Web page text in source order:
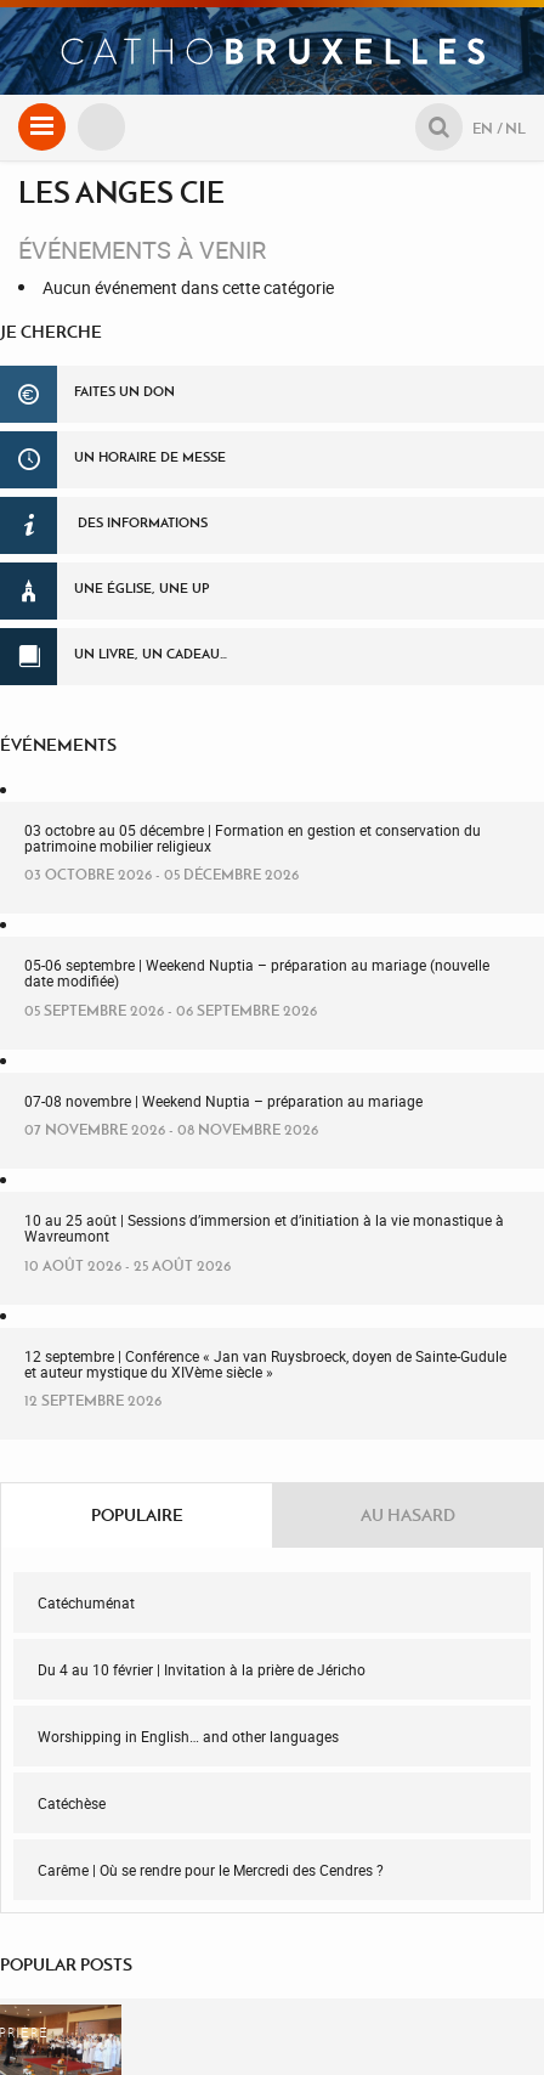
Aller
au
NL
EN
LES ANGES CIE
ÉVÉNEMENTS À VENIR
Aucun événement dans cette catégorie
JE CHERCHE
FAITES UN DON
UN HORAIRE DE MESSE
DES INFORMATIONS
UNE ÉGLISE, UNE UP
UN LIVRE, UN CADEAU…
ÉVÉNEMENTS
03 octobre au 05 décembre | Formation en gestion et conservation du
patrimoine mobilier religieux
03 OCTOBRE 2026 - 05 DÉCEMBRE 2026
05-06 septembre | Weekend Nuptia – préparation au mariage (nouvelle
date modifiée)
05 SEPTEMBRE 2026 - 06 SEPTEMBRE 2026
07-08 novembre | Weekend Nuptia – préparation au mariage
07 NOVEMBRE 2026 - 08 NOVEMBRE 2026
10 au 25 août | Sessions d’immersion et d’initiation à la vie monastique à
Wavreumont
10 AOÛT 2026 - 25 AOÛT 2026
12 septembre | Conférence « Jan van Ruysbroeck, doyen de Sainte-Gudule
et auteur mystique du XIVème siècle »
12 SEPTEMBRE 2026
POPULAIRE AU HASARD
Catéchuménat
Du 4 au 10 février | Invitation à la prière de Jéricho
Worshipping in English… and other languages
Catéchèse
Carême | Où se rendre pour le Mercredi des Cendres ?
POPULAR POSTS
PRIÈRE